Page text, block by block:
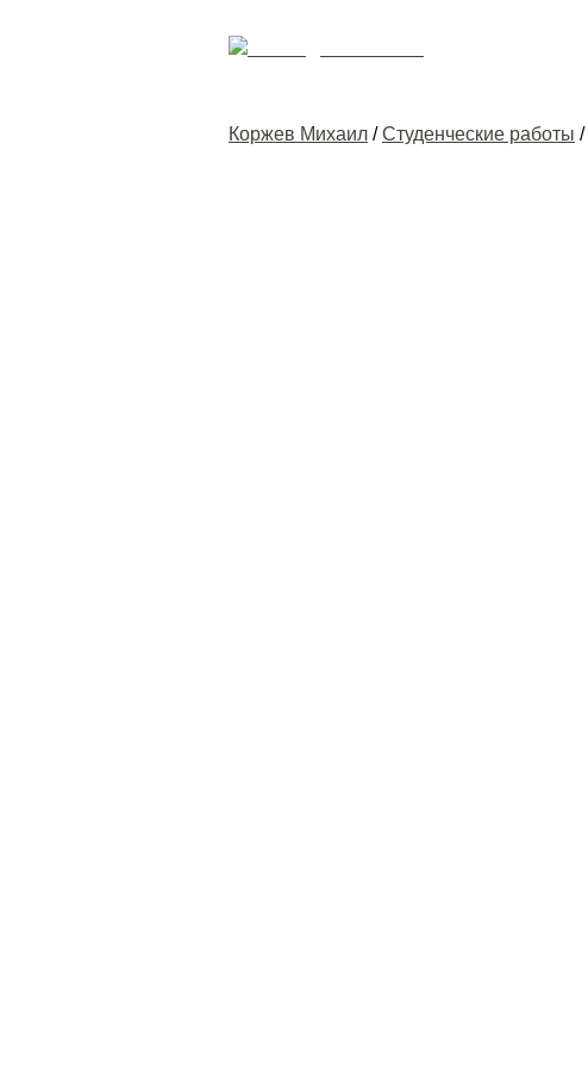
Коржев Михаил /Студенческие работы /